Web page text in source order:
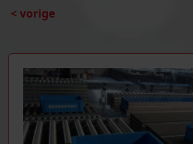
< vorige